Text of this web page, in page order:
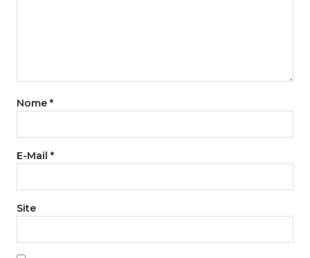
Nome *
E-Mail *
Site